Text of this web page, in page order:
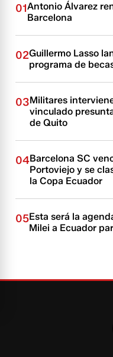
01Antonio Álvarez
Barcelona
02Guillermo Lasso
programa de
03Militares
vinculado
de Quito
04Barcelona SC
Portoviejo y se
la Copa Ecuador
05Esta será la
Milei a Ecuador